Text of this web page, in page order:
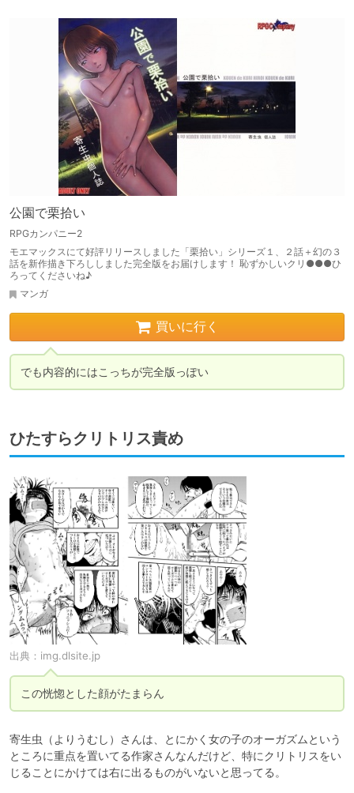
公園で栗拾い
RPGカンパニー2
モエマックスにて好評リリースしました「栗拾い」シリーズ１、２話＋幻の３
話を新作描き下ろししました完全版をお届けします！ 恥ずかしいクリ●●●ひ
ろってくださいね♪
マンガ
買いに行く
でも内容的にはこっちが完全版っぽい
ひたすらクリトリス責め
出典： img.dlsite.jp
この恍惚とした顔がたまらん
寄生虫（よりうむし）さんは、とにかく女の子のオーガズムという
ところに重点を置いてる作家さんなんだけど、特にクリトリスをい
じることにかけては右に出るものがいないと思ってる。